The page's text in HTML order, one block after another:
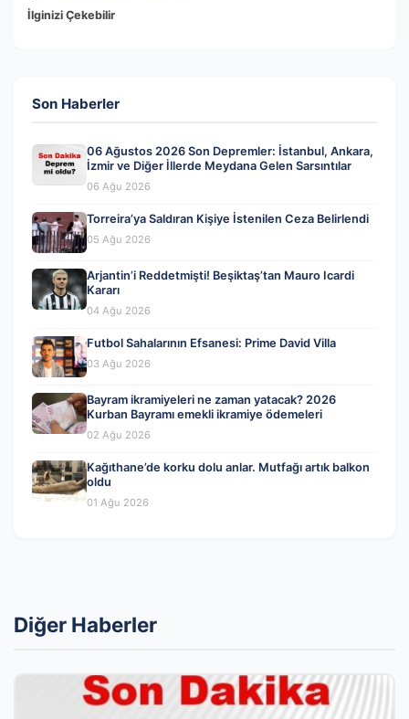
İlginizi Çekebilir
Son Haberler
06 Ağustos 2026 Son Depremler: İstanbul, Ankara,
İzmir ve Diğer İllerde Meydana Gelen Sarsıntılar
06 Ağu 2026
Torreira’ya Saldıran Kişiye İstenilen Ceza Belirlendi
05 Ağu 2026
Arjantin’i Reddetmişti! Beşiktaş’tan Mauro Icardi
Kararı
04 Ağu 2026
Futbol Sahalarının Efsanesi: Prime David Villa
03 Ağu 2026
Bayram ikramiyeleri ne zaman yatacak? 2026
Kurban Bayramı emekli ikramiye ödemeleri
02 Ağu 2026
Kağıthane’de korku dolu anlar. Mutfağı artık balkon
oldu
01 Ağu 2026
Diğer Haberler